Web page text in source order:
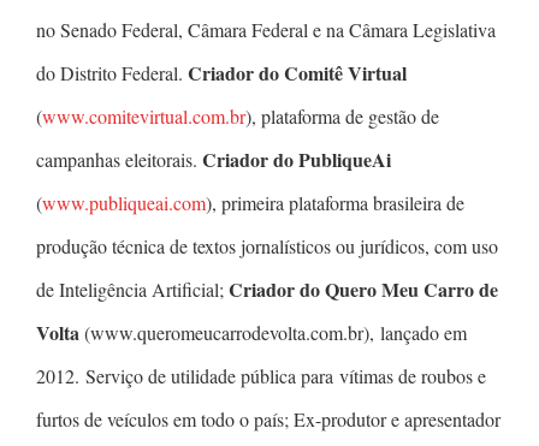
no Senado Federal, Câmara Federal e na Câmara Legislativa
do Distrito Federal. Criador do Comitê Virtual
(www.comitevirtual.com.br), plataforma de gestão de
campanhas eleitorais. Criador do PubliqueAi
(www.publiqueai.com), primeira plataforma brasileira de
produção técnica de textos jornalísticos ou jurídicos, com uso
de Inteligência Artificial; Criador do Quero Meu Carro de
Volta(www.queromeucarrodevolta.com.br), lançado em
2012. Serviço de utilidade pública para vítimas de roubos e
furtos de veículos em todo o país; Ex-produtor e apresentador